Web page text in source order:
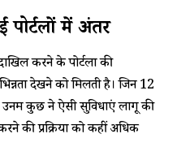
पोर्टलों में अंतर​
करने के पोर्टलों की
देखने को मिलती है। जिन 12
उनमें कुछ ने ऐसी सुविधाएं लागू की
की प्रक्रिया को कहीं अधिक